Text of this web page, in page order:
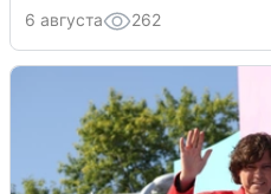
6 августа 262